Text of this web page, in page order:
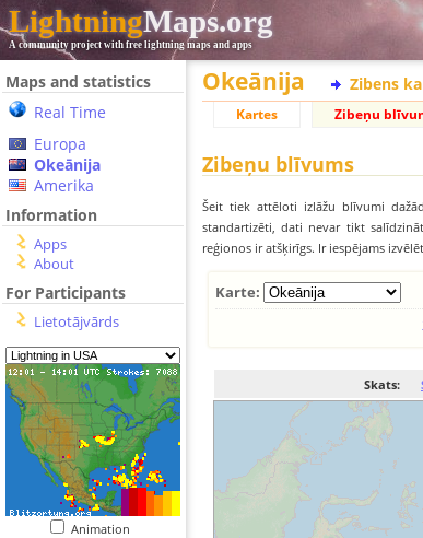
LightningMaps.org
A community project with free lightning maps and apps
Maps and statistics
Real Time
Europa
Okeānija
Amerika
Information
Apps
About
For Participants
Lietotājvārds
Animation
Okeānija Zibens
Kartes Zibeņu
Zibeņu blīvums
Šeit tiek attēloti izlāžu blīvumi
standartizēti, dati nevar tikt
reģionos ir atšķirīgs. Ir iespējams
Karte:
Skats: